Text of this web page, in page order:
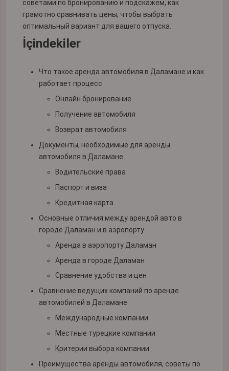
советами по бронированию и подскажем, как
грамотно сравнивать цены, чтобы выбрать
оптимальный вариант для вашего отпуска.
İçindekiler
Что такое аренда автомобиля в Даламане и как
работает процесс
Онлайн бронирование
Получение автомобиля
Возврат автомобиля
Документы, необходимые для аренды
автомобиля в Даламане
Водительские права
Паспорт и виза
Кредитная карта
Основные отличия между арендой авто в
городе Даламан и в аэропорту
Аренда в аэропорту Даламан
Аренда в городе Даламан
Сравнение удобства и цен
Сравнение ведущих компаний по аренде
автомобилей в Даламане
Международные компании
Местные турецкие компании
Критерии выбора компании
Преимущества аренды автомобиля, советы по